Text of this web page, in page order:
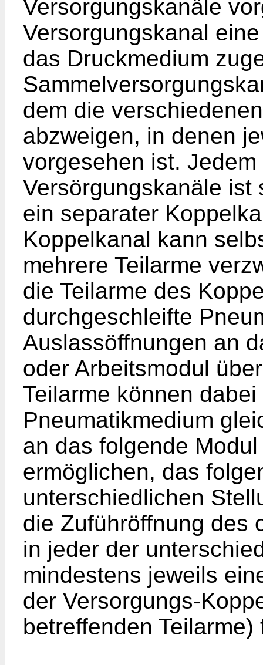
Versorgungskanäle
Versorgungskanal
das Druckmedium
dem die
abzweigen, in denen
vorgesehen ist.
Versörgungskanäle
ein separater
Koppelkanal kann
mehrere Teilarme
die Teilarme des
durchgeschleifte
Auslassöffnungen an
oder Arbeitsmodul
Teilarme können
Pneumatikmedium
an das folgende
ermöglichen, das
unterschiedlichen
die Zuführöffnung des
in jeder der
mindestens jeweils
der Versorgungs-
betreffenden Teilarme)